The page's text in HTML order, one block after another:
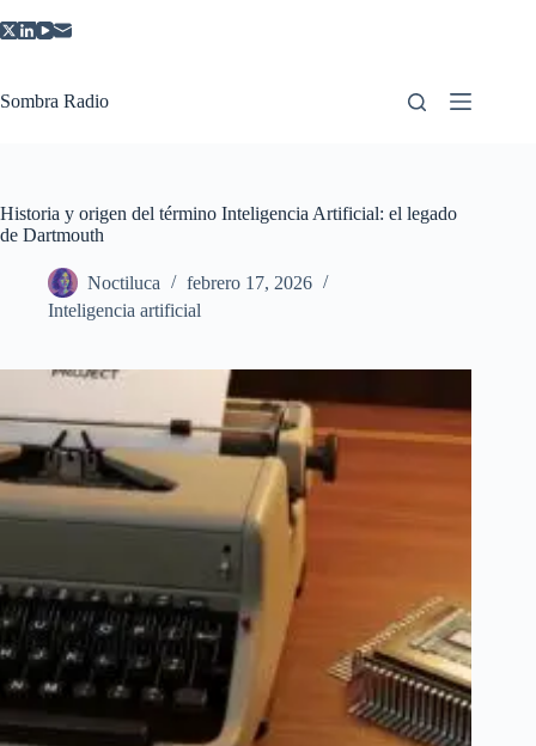
al
Sombra Radio
Historia y origen del término Inteligencia Artificial: el legado
de Dartmouth
Noctiluca
febrero 17, 2026
Inteligencia artificial